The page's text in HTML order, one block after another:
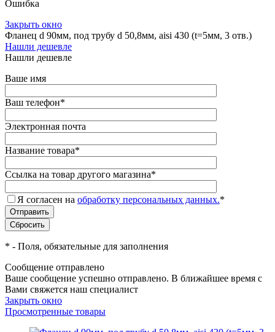
Ошибка
Закрыть окно
Фланец d 90мм, под трубу d 50,8мм, aisi 430 (t=5мм, 3 отв.)
Нашли дешевле
Нашли дешевле
Ваше имя
Ваш телефон*
Электронная почта
Название товара*
Ссылка на товар другого магазина*
Я согласен на обработку персональных данных.*
* - Поля, обязательные для заполнения
Сообщение отправлено
Ваше сообщение успешно отправлено. В ближайшее время с
Вами свяжется наш специалист
Закрыть окно
Просмотренные товары